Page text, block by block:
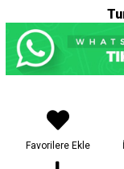
Favorilere Ekle